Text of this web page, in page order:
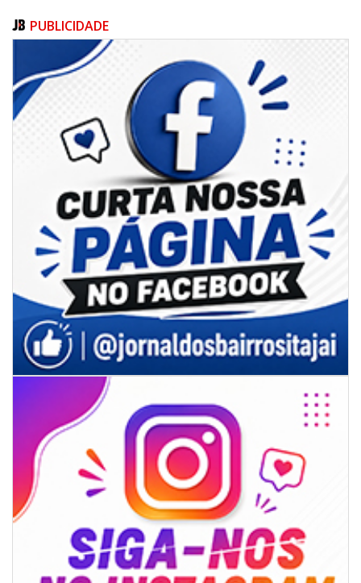
06/08/2026 | 07:00
Secretaria de Cultura retoma oficinas culturais com diversas
modalidades para a comunidade
BALNEÁRIO CAMBORIÚ
PUBLICIDADE